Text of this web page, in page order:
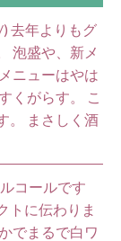
去年よりもグ
泡盛や、新メ
ニューはやは
くがらす。 こ
。 まさしく酒
コールです
トに伝わりま
でまるで白ワ